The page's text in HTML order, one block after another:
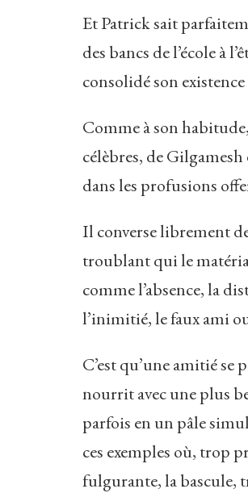
Et Patrick sait
des bancs de l’école à
consolidé son existence
Comme à son
célèbres, de
dans les profusions
Il converse librement
troublant qui le
comme l’absence, la
l’inimitié, le faux ami
C’est qu’une amitié se
nourrit avec une plus
parfois en un pâle
ces exemples où, trop
fulgurante, la bascule,